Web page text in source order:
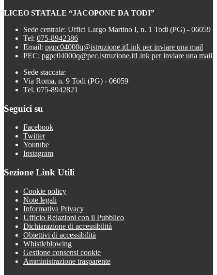
LICEO STATALE “JACOPONE DA TODI”
Sede centrale: Uffici Largo Martino I, n. 1 Todi (PG) - 06059
Tel: 075-8942386
Email: pgpc04000q@istruzione.itLink per inviare una mail
PEC: pgpc04000q@pec.istruzione.itLink per inviare una mail
Sede staccata:
Via Roma, n. 9 Todi (PG) - 06059
Tel. 075-8942821
Seguici su
Facebook
Twitter
Youtube
Instagram
Sezione Link Utili
Cookie policy
Note legali
Informativa Privacy
Ufficio Relazioni con il Pubblico
Dichiarazione di accessibilità
Obiettivi di accessibilità
Whistleblowing
Gestione consensi cookie
Amministrazione trasparente